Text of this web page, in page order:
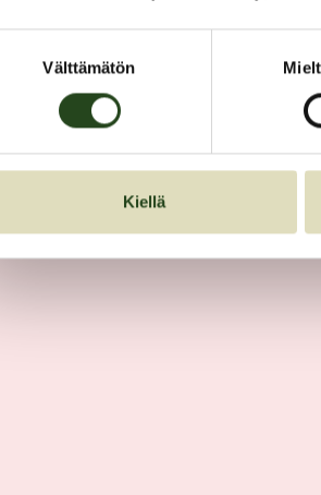
Välttämätön
Kiellä